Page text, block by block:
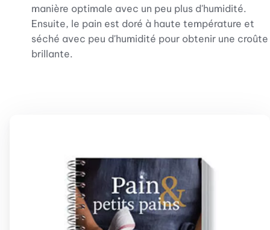
manière optimale avec un peu plus d'humidité.
Ensuite, le pain est doré à haute température et
séché avec peu d'humidité pour obtenir une croûte
brillante.